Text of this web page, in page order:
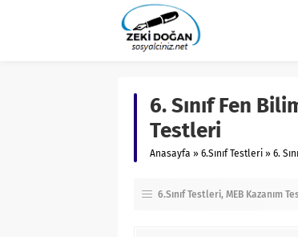
6. Sınıf Fen
Testleri
Anasayfa » 6.Sınıf Testleri » 6.
6.Sınıf Testleri MEB Kazanım